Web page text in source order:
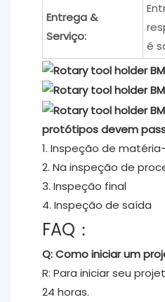
Entrega &
Serviço:
é
protótipos devem
1. Inspeção de
2. Na inspeção de
3. Inspeção final
4. Inspeção de saída
FAQ：
Q: Como iniciar um
R: Para iniciar seu
24 horas.